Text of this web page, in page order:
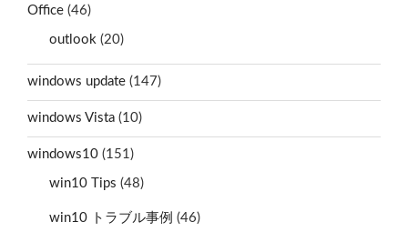
Office (46)
outlook (20)
windows update (147)
windows Vista (10)
windows10 (151)
win10 Tips (48)
win10 トラブル事例 (46)